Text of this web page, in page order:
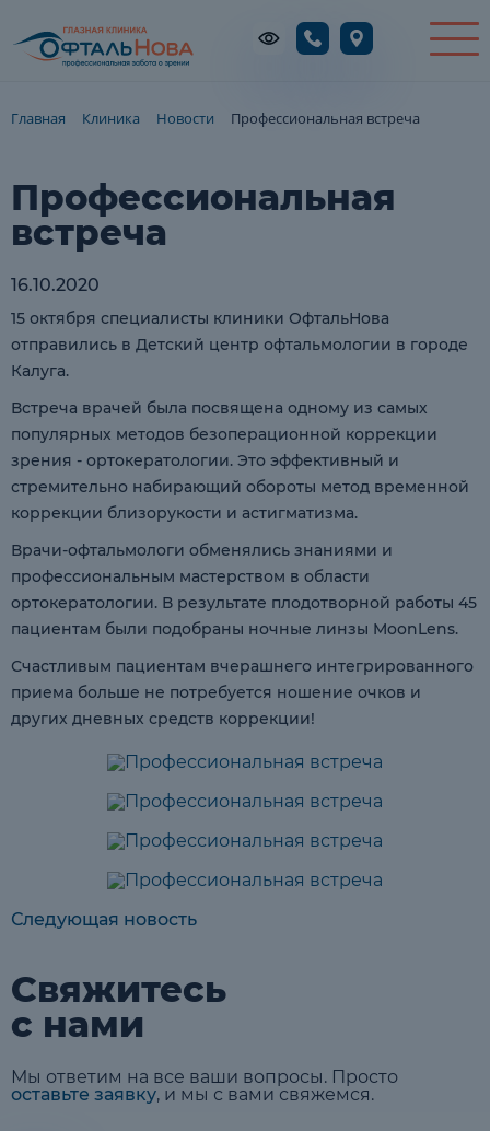
Главная Клиника Новости Профессиональная встреча
Профессиональная
встреча
16.10.2020
15 октября специалисты клиники ОфтальНова
отправились в Детский центр офтальмологии в городе
Калуга.
Встреча врачей была посвящена одному из самых
популярных методов безоперационной коррекции
зрения - ортокератологии. Это эффективный и
стремительно набирающий обороты метод временной
коррекции близорукости и астигматизма.
Врачи-офтальмологи обменялись знаниями и
профессиональным мастерством в области
ортокератологии. В результате плодотворной работы 45
пациентам были подобраны ночные линзы MoonLens.
Счастливым пациентам вчерашнего интегрированного
приема больше не потребуется ношение очков и
других дневных средств коррекции!
Следующая новость
Свяжитесь
с нами
Мы ответим на все ваши вопросы. Просто
оставьте заявку, и мы с вами свяжемся.